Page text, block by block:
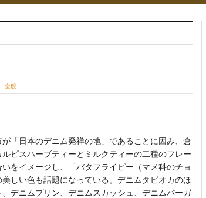
全般
「日本のデニム発祥の地」であることに因み、倉
ピスハーブティーとミルクティーの二種のフレー
をイメージし、「バタフライピー（マメ科のチョ
しい色も話題になっている。デニムタピオカのほ
デニムプリン、デニムスカッシュ、デニムバーガ